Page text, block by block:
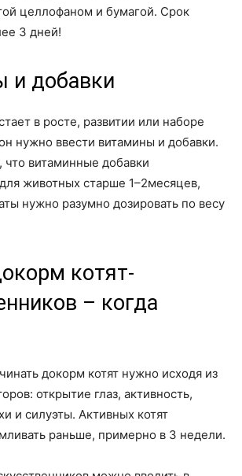
целлофаном и бумагой. Срок
3 дней!
и добавки
в росте, развитии или наборе
нужно ввести витамины и добавки.
витаминные добавки
животных старше 1–2месяцев,
нужно разумно дозировать по весу
котят-
– когда
докорм котят нужно исходя из
открытие глаз, активность,
и силуэты. Активных котят
раньше, примерно в 3 недели.